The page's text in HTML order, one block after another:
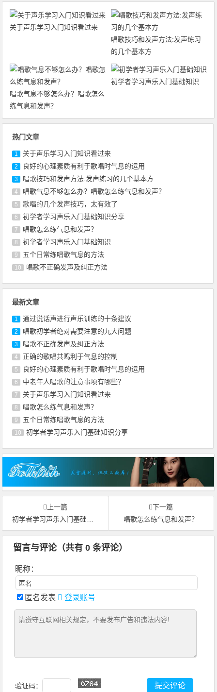
关于声乐学习入门知识看过来
唱歌技巧和发声方法:发声练习
的几个基本方
唱歌气息不够怎么办？唱歌怎么
练气息和发声？
初学者学习声乐入门基础知识
热门文章
1 关于声乐学习入门知识看过来
2 良好的心理素质有利于歌唱时气息的运用
3 唱歌技巧和发声方法:发声练习的几个基本方
4 唱歌气息不够怎么办？唱歌怎么练气息和发声？
5 歌唱的几个发声技巧，太有效了
6 初学者学习声乐入门基础知识分享
7 唱歌怎么练气息和发声？
8 初学者学习声乐入门基础知识
9 五个日常练唱歌气息的方法
10 唱歌不正确发声及纠正方法
最新文章
1 通过说话声进行声乐训练的十条建议
2 唱歌初学者绝对需要注意的九大问题
3 唱歌不正确发声及纠正方法
4 正确的歌唱共鸣利于气息的控制
5 良好的心理素质有利于歌唱时气息的运用
6 中老年人唱歌的注意事项有哪些？
7 关于声乐学习入门知识看过来
8 唱歌怎么练气息和发声？
9 五个日常练唱歌气息的方法
10 初学者学习声乐入门基础知识分享
上一篇
初学者学习声乐入门基础知识分享
下一篇
唱歌怎么练气息和发声？
留言与评论（共有0 条评论）
昵称：
匿名发表 登录账号
验证码：